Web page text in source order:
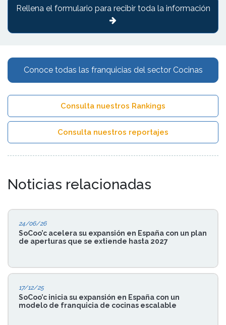
Conoce todas las franquicias del sector Cocinas
Consulta nuestros Rankings
Consulta nuestros reportajes
Noticias relacionadas
24/06/26
SoCoo’c acelera su expansión en España con un plan
de aperturas que se extiende hasta 2027
17/12/25
SoCoo’c inicia su expansión en España con un
modelo de franquicia de cocinas escalable